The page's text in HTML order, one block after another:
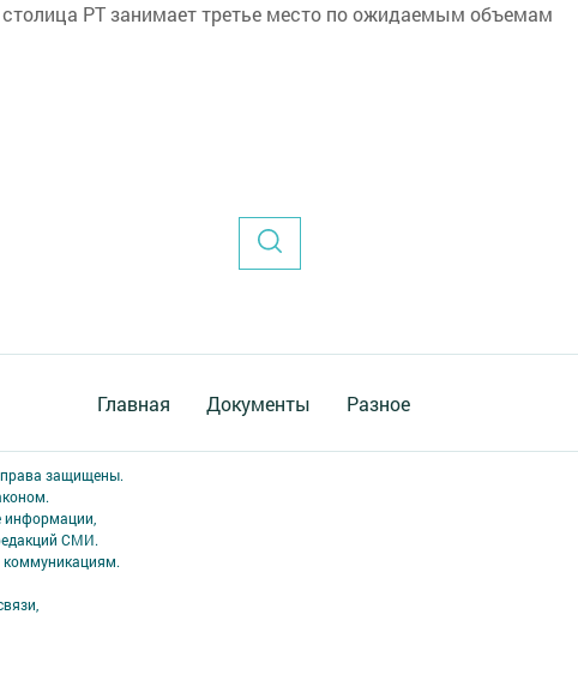
РТ занимает третье место по ожидаемым объемам
Главная Документы Разное
защищены.
информации,
СМИ.
коммуникациям.